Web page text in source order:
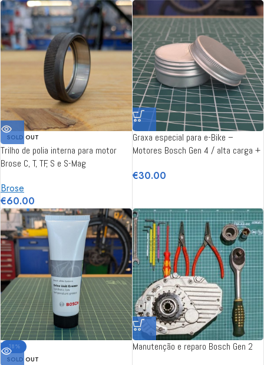
SOLD OUT
Trilho de polia interna para motor
Brose C, T, TF, S e S-Mag
Brose
€60.00
Graxa especial para e-Bike –
Motores Bosch Gen 4 / alta carga +
€30.00
-18%
SOLD OUT
Manutenção e reparo Bosch Gen 2